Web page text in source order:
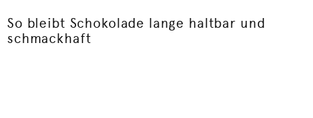
So bleibt Schokolade lange haltbar und
schmackhaft